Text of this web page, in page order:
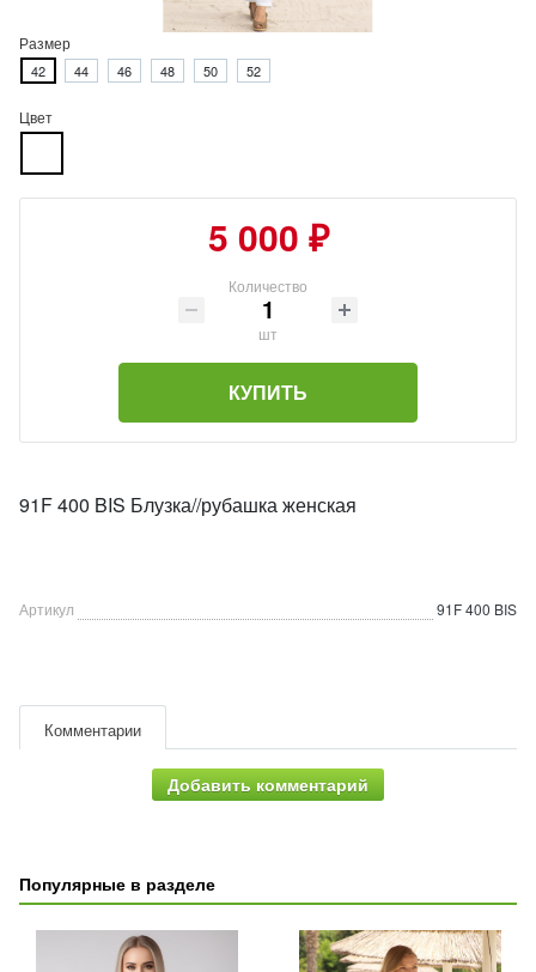
Размер
42 44 46 48 50 52
Цвет
5 000 ₽
Количество
шт
КУПИТЬ
91F 400 BIS Блузка//рубашка женская
Артикул 91F 400 BIS
Комментарии
Добавить комментарий
Популярные в разделе